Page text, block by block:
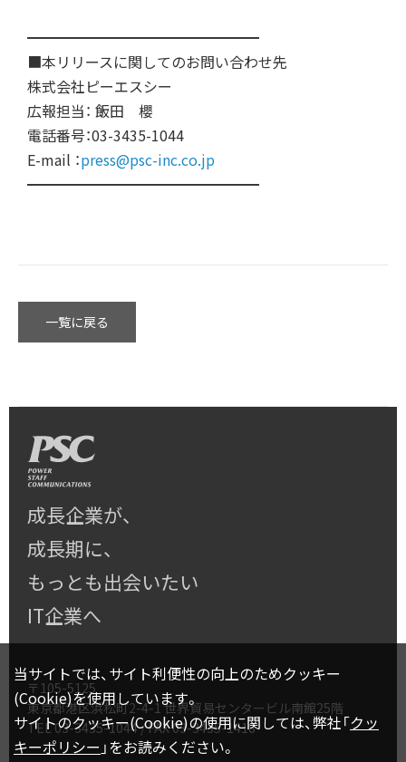
━━━━━━━━━━━━━━━━
■本リリースに関してのお問い合わせ先
株式会社ピーエスシー
広報担当： 飯田 櫻
電話番号：03-3435-1044
E-mail ：press@psc-inc.co.jp
━━━━━━━━━━━━━━━━
一覧に戻る
成長企業が、
成長期に、
もっとも出会いたい
IT企業へ
〒105-5125
東京都港区浜松町2-4-1 世界貿易センタービル南館25階
TEL03-3435-1044/ FAX 03-3435-1418
当サイトでは、サイト利便性の向上のためクッキー
(Cookie)を使用しています。
サイトのクッキー(Cookie)の使用に関しては、弊社「クッ
キーポリシー 」をお読みください。